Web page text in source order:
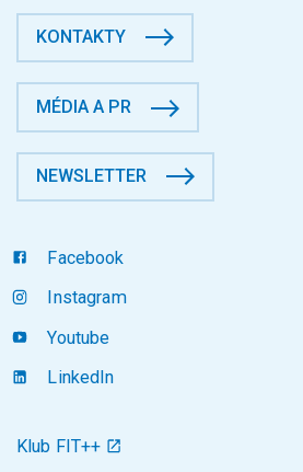
KONTAKTY
MÉDIA A PR
NEWSLETTER
Facebook
Instagram
Youtube
LinkedIn
Klub FIT++